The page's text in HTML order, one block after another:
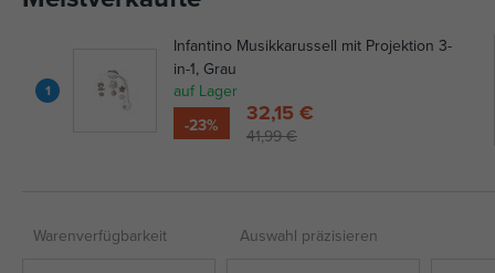
1
Infantino Musikkarussell mit Projektion 3-
in-1, Grau
auf Lager
-23%
41,99 €
32,15 €
Warenverfügbarkeit Auswahl präzisieren